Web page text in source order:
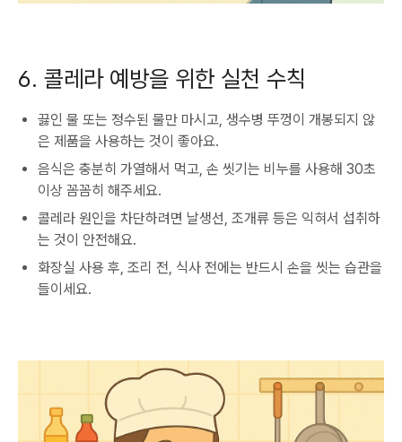
6. 콜레라 예방을 위한 실천 수칙
끓인 물 또는 정수된 물만 마시고, 생수병 뚜껑이 개봉되지 않
은 제품을 사용하는 것이 좋아요.
음식은 충분히 가열해서 먹고, 손 씻기는 비누를 사용해 30초
이상 꼼꼼히 해주세요.
콜레라 원인을 차단하려면 날생선, 조개류 등은 익혀서 섭취하
는 것이 안전해요.
화장실 사용 후, 조리 전, 식사 전에는 반드시 손을 씻는 습관을
들이세요.